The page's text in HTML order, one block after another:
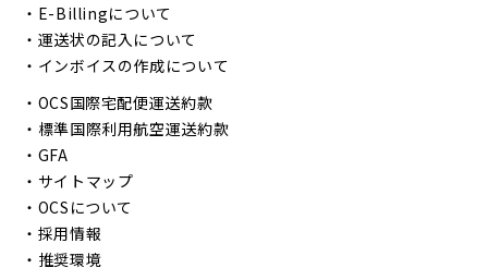
・ E-Billingについて
・ 運送状の記入について
・ インボイスの作成について
・ OCS国際宅配便運送約款
・ 標準国際利用航空運送約款
・ GFA
・ サイトマップ
・ OCSについて
・ 採用情報
・ 推奨環境